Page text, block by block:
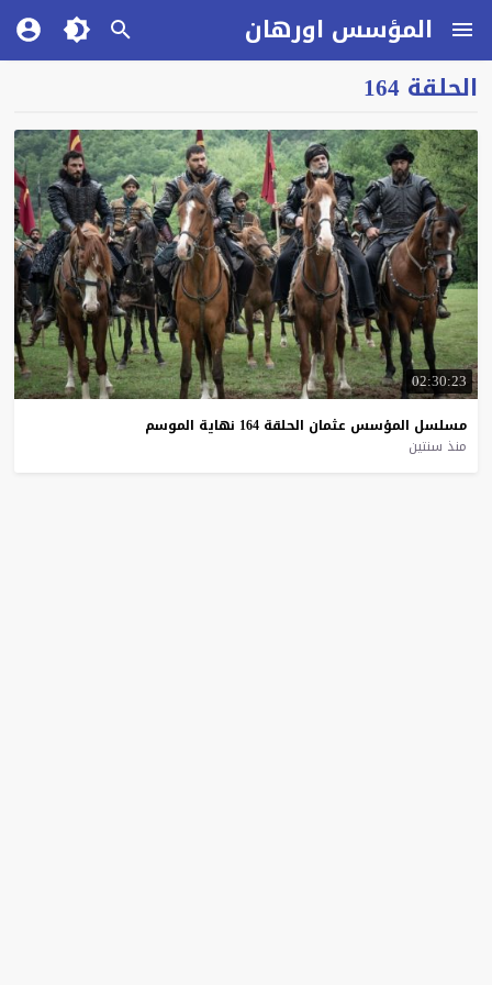
المؤسس اورهان
الحلقة 164
02:30:23
مسلسل المؤسس عثمان الحلقة 164 نهاية الموسم
منذ سنتين